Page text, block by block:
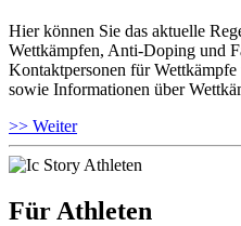
Hier können Sie das aktuelle
Wettkämpfen, Anti-Doping und
Kontaktpersonen für
sowie Informationen über
>> Weiter
Für Athleten